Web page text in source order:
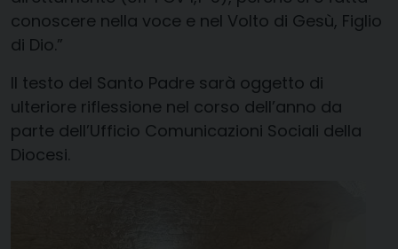
conoscere nella voce e nel Volto di Gesù, Figlio
di Dio.”
Il testo del Santo Padre sarà oggetto di
ulteriore riflessione nel corso dell’anno da
parte dell’Ufficio Comunicazioni Sociali della
Diocesi.